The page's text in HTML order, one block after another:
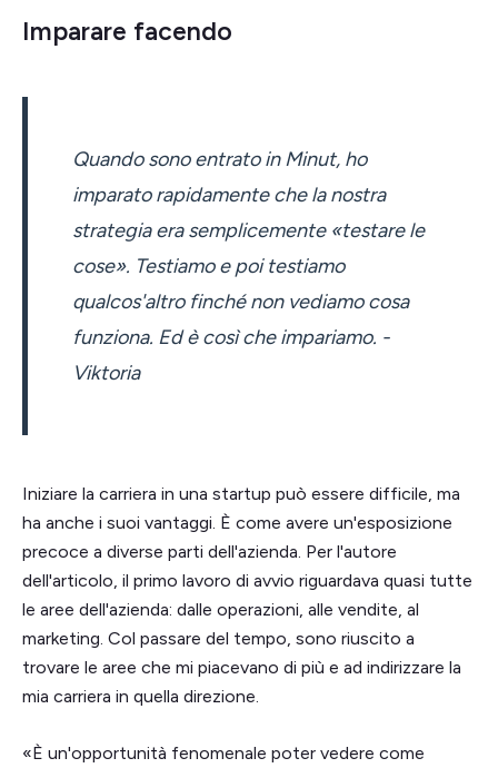
Imparare facendo
Quando sono entrato in Minut, ho
imparato rapidamente che la nostra
strategia era semplicemente «testare le
cose». Testiamo e poi testiamo
qualcos'altro finché non vediamo cosa
funziona. Ed è così che impariamo. -
Viktoria
Iniziare la carriera in una startup può essere difficile, ma
ha anche i suoi vantaggi. È come avere un'esposizione
precoce a diverse parti dell'azienda. Per l'autore
dell'articolo, il primo lavoro di avvio riguardava quasi tutte
le aree dell'azienda: dalle operazioni, alle vendite, al
marketing. Col passare del tempo, sono riuscito a
trovare le aree che mi piacevano di più e ad indirizzare la
mia carriera in quella direzione.
«È un'opportunità fenomenale poter vedere come